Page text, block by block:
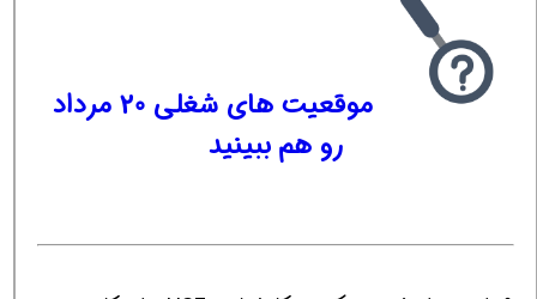
موقعیت های شغلی 20 مرداد
رو هم ببینید